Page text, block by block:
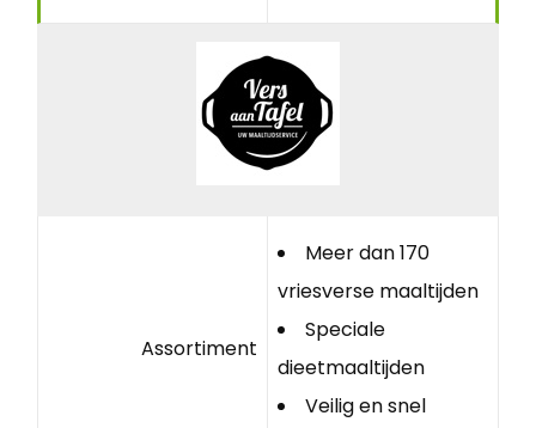
Assortiment
Meer dan 170
vriesverse maaltijden
Speciale
dieetmaaltijden
Veilig en snel